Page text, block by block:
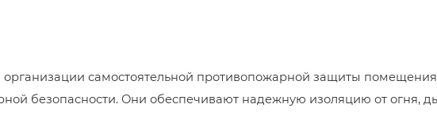
самостоятельной противопожарной защиты
безопасности. Они обеспечивают надежную изоляцию от огня,